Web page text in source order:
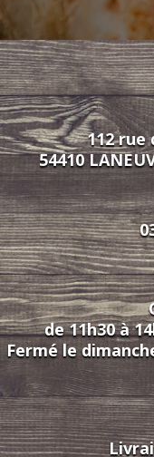
112 rue
54410
de 11h30 à
Fermé le